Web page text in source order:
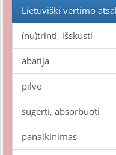
Lietuviški vertimo
(nu)trinti, išskusti
abatija
pilvo
sugerti, absorbuoti
panaikinimas